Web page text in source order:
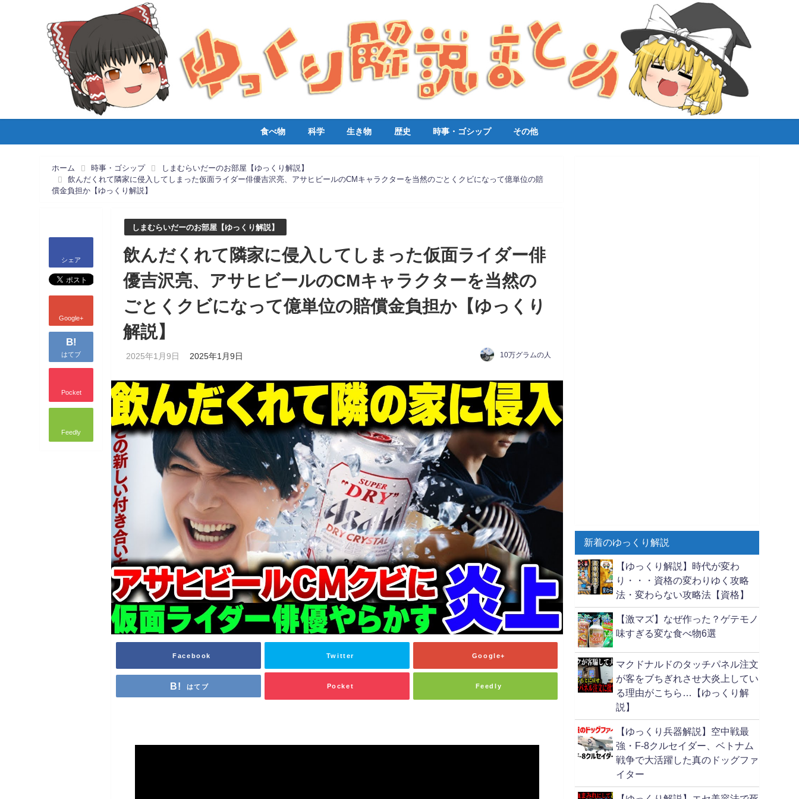
食べ物 科学 生き物 歴史 時事・ゴシップ その他
ホーム 時事・ゴシップ
しまむらいだーのお部屋【ゆっくり解説】
飲んだくれて隣家に侵入してしまった仮面ライダー俳優吉沢亮、アサヒビールのCMキャラクターを当然のごとくクビになって億単位の賠
償金負担か【ゆっくり解説】
シェア
Google+
B!
はてブ
Pocket
Feedly
しまむらいだーのお部屋【ゆっくり解説】
飲んだくれて隣家に侵入してしまった仮面ライダー俳
優吉沢亮、アサヒビールのCMキャラクターを当然の
ごとくクビになって億単位の賠償金負担か【ゆっくり
解説】
2025年1月9日 2025年1月9日 10万グラムの人
Facebook Twitter Google+
はてブ Pocket Feedly
新着のゆっくり解説
【ゆっくり解説】時代が変わ
り・・・資格の変わりゆく攻略
法・変わらない攻略法【資格】
【激マズ】なぜ作った？ゲテモノ
味すぎる変な食べ物6選
マクドナルドのタッチパネル注文
が客をブちぎれさせ大炎上してい
る理由がこちら…【ゆっくり解
説】
【ゆっくり兵器解説】空中戦最
強・F-8クルセイダー、ベトナム
戦争で大活躍した真のドッグファ
イター